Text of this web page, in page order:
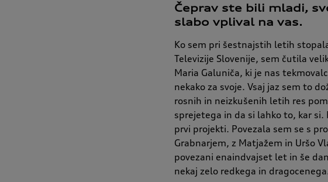
Čeprav ste bili mladi,
slabo vplival na vas.
Ko sem pri šestnajstih letih
Televizije Slovenije, sem čutila
Maria Galuniča, ki je nas
nekako za svoje. Vsaj jaz sem to
rosnih in neizkušenih letih res
sprejetega in da si lahko to, kar si.
prvi projekti. Povezala sem se s
Grabnarjem, z Matjažem in Uršo
povezani enaindvajset let in še
nekaj zelo redkega in